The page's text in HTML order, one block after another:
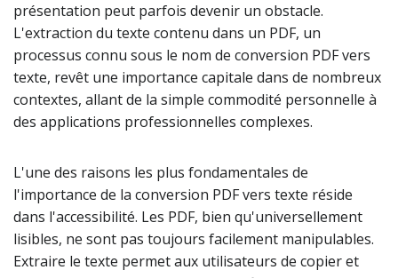
présentation peut parfois devenir un obstacle.
L'extraction du texte contenu dans un PDF, un
processus connu sous le nom de conversion PDF vers
texte, revêt une importance capitale dans de nombreux
contextes, allant de la simple commodité personnelle à
des applications professionnelles complexes.
L'une des raisons les plus fondamentales de
l'importance de la conversion PDF vers texte réside
dans l'accessibilité. Les PDF, bien qu'universellement
lisibles, ne sont pas toujours facilement manipulables.
Extraire le texte permet aux utilisateurs de copier et